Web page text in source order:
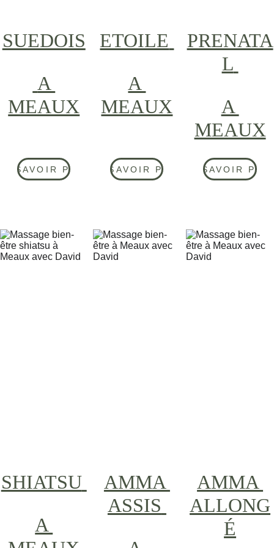
SUEDOIS
MEAUX
AMMA
ASSIS
ETOILE
A
MEAUX
PRENATA
L
A
MEAUX
EN SAVOIR PLUS EN SAVOIR
AMMA
ALLONG
É
SHIATSU
A
SAVOIR PLUS